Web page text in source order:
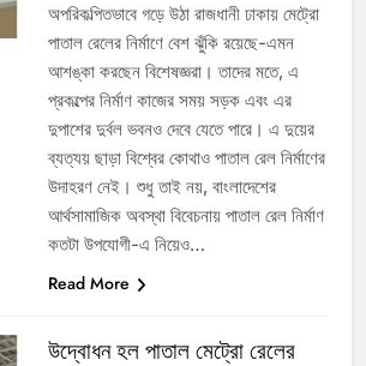
অপরিকল্পিতভাবে গড়ে উঠা রাজধানী ঢাকায় মেট্রো
পাতাল রেলের নির্মাণে বেশ ঝুঁকি রয়েছে-এমন
আশঙ্কা করছেন বিশেষজ্ঞরা। তাদের মতে, এ
প্রকল্পের নির্মাণ কাজের সময় সড়ক এবং এর
দুপাশের দুর্বল ভবনও দেবে যেতে পারে। এ দুয়ের
ব্যত্যয় ছাড়া বিশ্বের কোথাও পাতাল রেল নির্মাণের
উদাহরণ নেই। শুধু তাই নয়, বাংলাদেশের
আর্থসামাজিক অবস্থা বিবেচনায় পাতাল রেল নির্মাণ
কতটা উপযোগী-এ নিয়েও…
Read More
উদ্বোধন হল পাতাল মেট্রো রেলের